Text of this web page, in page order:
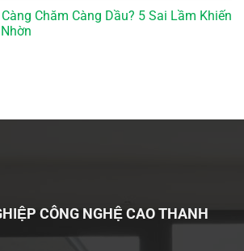
Chăm Càng Dầu? 5 Sai Lầm Khiến
CÔNG NGHỆ CAO THANH